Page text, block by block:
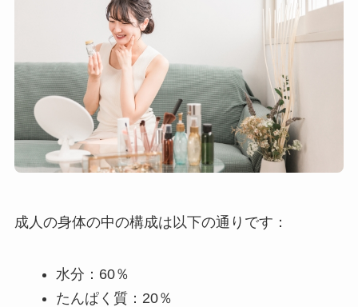
成人の身体の中の構成は以下の通りです：
水分：60％
たんぱく質：20％